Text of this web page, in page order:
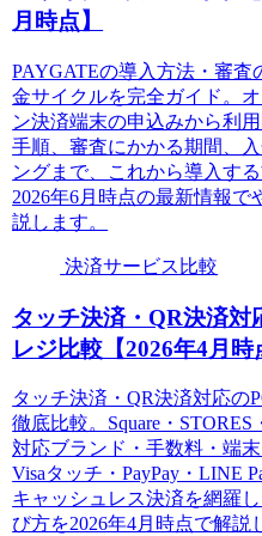
月時点】
PAYGATEの導入方法・審査
金サイクルを完全ガイド。
ン決済端末の申込みから利
手順、審査にかかる期間、入
ングまで、これから導入す
2026年6月時点の最新情報で
説します。
決済サービス比較
タッチ決済・QR決済対
レジ比較【2026年4月時
タッチ決済・QR決済対応の
徹底比較。Square・
対応ブランド・手数料・端末
Visaタッチ・PayPay・LINE
キャッシュレス決済を網羅
び方を2026年4月時点で解説